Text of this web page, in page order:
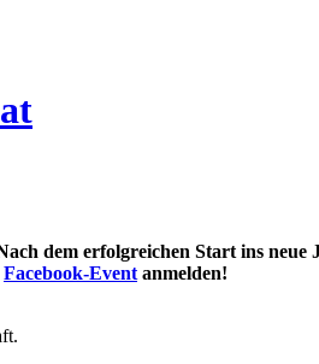
dem erfolgreichen Start ins
Facebook-Event anmelden!